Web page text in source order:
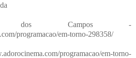
dos Campos -
programacao/em-torno-298358/
programacao/em-torno-